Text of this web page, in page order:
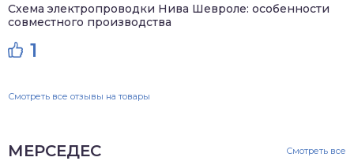
Схема электропроводки Нива Шевроле: особенности
совместного производства
1
Смотреть все отзывы на товары
МЕРСЕДЕС Смотреть все